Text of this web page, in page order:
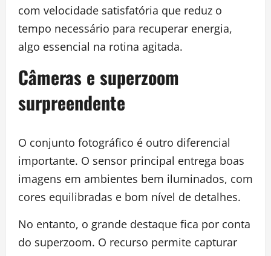
com velocidade satisfatória que reduz o
tempo necessário para recuperar energia,
algo essencial na rotina agitada.
Câmeras e superzoom
surpreendente
O conjunto fotográfico é outro diferencial
importante. O sensor principal entrega boas
imagens em ambientes bem iluminados, com
cores equilibradas e bom nível de detalhes.
No entanto, o grande destaque fica por conta
do superzoom. O recurso permite capturar